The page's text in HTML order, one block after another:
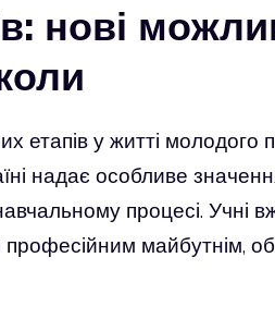
нові
етапів у житті молодого
надає особливе
процесі. Учні
професійним майбутнім,